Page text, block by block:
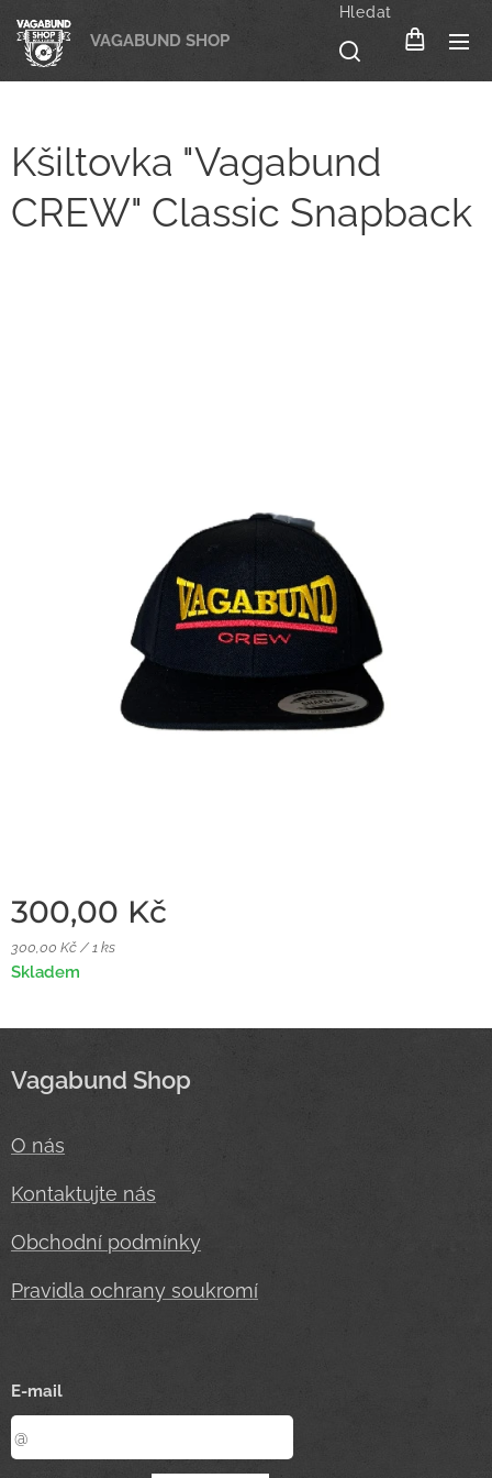
VAGABUND SHOP
Hledat
Kšiltovka "Vagabund
CREW" Classic Snapback
300,00 Kč
300,00 Kč / 1 ks
Skladem
Vagabund Shop
O nás
Kontaktujte nás
Obchodní podmínky
Pravidla ochrany soukromí
E-mail